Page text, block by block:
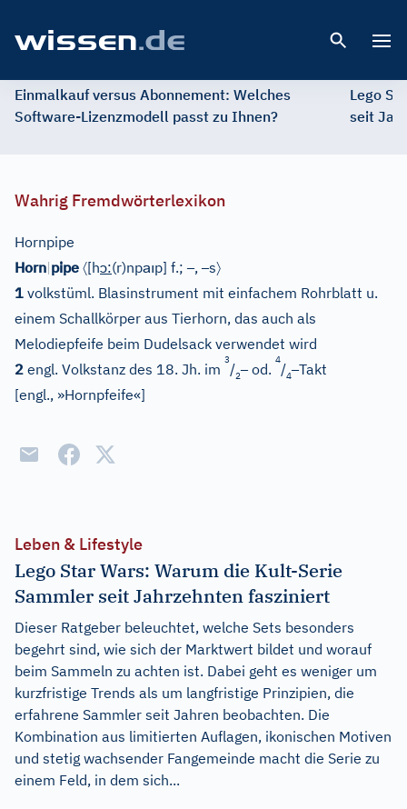
Einmalkauf versus Abonnement: Welches
Software-Lizenzmodell passt zu Ihnen?
Lego
seit
Wahrig Fremdwörterlexikon
Hornpipe
Horn|pipe 〈[hɔ:(r)npaıp] f.;–,–s〉
1 volkstüml. Blasinstrument mit einfachem Rohrblatt u.
einem Schallkörper aus Tierhorn, das auch als
Melodiepfeife beim Dudelsack verwendet wird
2 engl. Volkstanz des 18. Jh. im
3
/2–od.
4
/4–Takt
[engl., »Hornpfeife«]
Leben & Lifestyle
Lego Star Wars: Warum die Kult-Serie
Sammler seit Jahrzehnten fasziniert
Dieser Ratgeber beleuchtet, welche Sets besonders
begehrt sind, wie sich der Marktwert bildet und worauf
beim Sammeln zu achten ist. Dabei geht es weniger um
kurzfristige Trends als um langfristige Prinzipien, die
erfahrene Sammler seit Jahren beobachten. Die
Kombination aus limitierten Auflagen, ikonischen Motiven
und stetig wachsender Fangemeinde macht die Serie zu
einem Feld, in dem sich...